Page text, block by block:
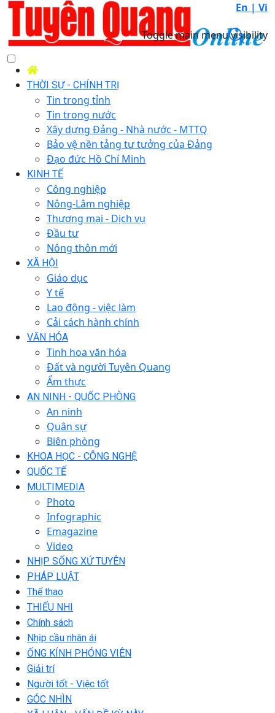
En | Vi
Toggle main menu visibility
THỜI SỰ - CHÍNH TRỊ
Tin trong tỉnh
Tin trong nước
Xây dựng Đảng - Nhà nước - MTTQ
Bảo vệ nền tảng tư tưởng của Đảng
Đạo đức Hồ Chí Minh
KINH TẾ
Công nghiệp
Nông-Lâm nghiệp
Thương mại - Dịch vụ
Đầu tư
Nông thôn mới
XÃ HỘI
Giáo dục
Y tế
Lao động - việc làm
Cải cách hành chính
VĂN HÓA
Tinh hoa văn hóa
Đất và người Tuyên Quang
Ẩm thực
AN NINH - QUỐC PHÒNG
An ninh
Quân sự
Biên phòng
KHOA HỌC - CÔNG NGHỆ
QUỐC TẾ
MULTIMEDIA
Photo
Infographic
Emagazine
Video
NHỊP SỐNG XỨ TUYÊN
PHÁP LUẬT
Thể thao
THIẾU NHI
Chính sách
Nhịp cầu nhân ái
ỐNG KÍNH PHÓNG VIÊN
Giải trí
Người tốt - Việc tốt
GÓC NHÌN